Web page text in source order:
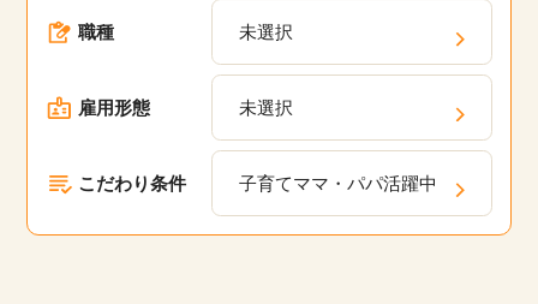
職種 未選択
雇用形態 未選択
こだわり条件 子育てママ・パパ活躍中